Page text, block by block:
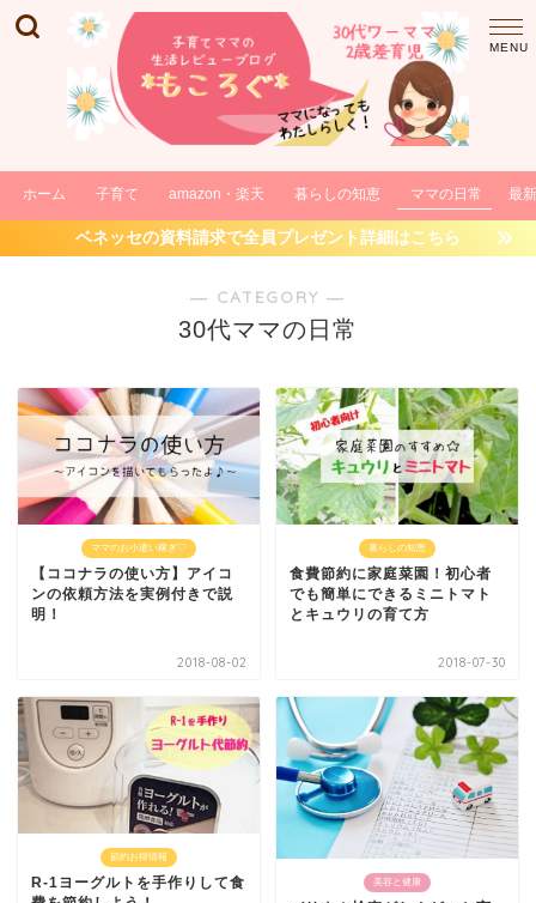
ホーム 子育て amazon・楽天 暮らしの知恵 ママの日常 最
ベネッセの資料請求で全員プレゼント詳細はこちら
― CATEGORY ―
30代ママの日常
ママのお小遣い稼ぎ♡
【ココナラの使い方】アイコ
ンの依頼方法を実例付きで説
明！
2018-08-02
暮らしの知恵
食費節約に家庭菜園！初心者
でも簡単にできるミニトマト
とキュウリの育て方
2018-07-30
節約お得情報
R-1ヨーグルトを手作りして食
美容と健康